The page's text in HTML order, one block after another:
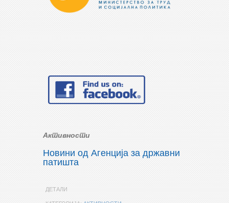
Активности
Новини од Aгенција за државни
патишта
ДЕТАЛИ